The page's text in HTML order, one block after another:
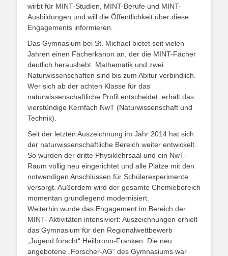
wirbt für MINT-Studien, MINT-Berufe und MINT-
Ausbildungen und will die Öffentlichkeit über diese
Engagements informieren.
Das Gymnasium bei St. Michael bietet seit vielen
Jahren einen Fächerkanon an, der die MINT-Fächer
deutlich heraushebt. Mathematik und zwei
Naturwissenschaften sind bis zum Abitur verbindlich.
Wer sich ab der achten Klasse für das
naturwissenschaftliche Profil entscheidet, erhält das
vierstündige Kernfach NwT (Naturwissenschaft und
Technik).
Seit der letzten Auszeichnung im Jahr 2014 hat sich
der naturwissenschaftliche Bereich weiter entwickelt.
So wurden der dritte Physiklehrsaal und ein NwT-
Raum völlig neu eingerichtet und alle Plätze mit den
notwendigen Anschlüssen für Schülerexperimente
versorgt. Außerdem wird der gesamte Chemiebereich
momentan grundlegend modernisiert.
Weiterhin wurde das Engagement im Bereich der
MINT- Aktivitäten intensiviert: Auszeichnungen erhielt
das Gymnasium für den Regionalwettbewerb
„Jugend forscht“ Heilbronn-Franken. Die neu
angebotene „Forscher-AG“ des Gymnasiums war